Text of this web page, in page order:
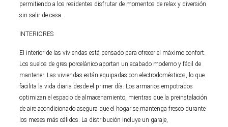
permitiendo a los residentes disfrutar de momentos de relax y diversión
sin salir de casa.
INTERIORES
El interior de las viviendas está pensado para ofrecer el máximo confort.
Los suelos de gres porcelánico aportan un acabado moderno y fácil de
mantener. Las viviendas están equipadas con electrodomésticos, lo que
facilita la vida diaria desde el primer día. Los armarios empotrados
optimizan el espacio de almacenamiento, mientras que la preinstalación
de aire acondicionado asegura que el hogar se mantenga fresco durante
los meses más cálidos. La distribución incluye un garaje,